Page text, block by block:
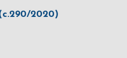
2020)